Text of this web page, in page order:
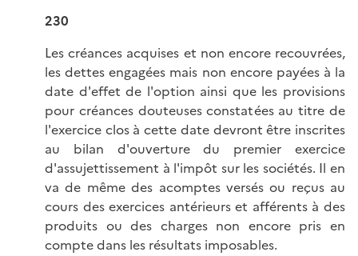
230
Les créances acquises et non encore recouvrées,
les dettes engagées mais non encore payées à la
date d'effet de l'option ainsi que les provisions
pour créances douteuses constatées au titre de
l'exercice clos à cette date devront être inscrites
au bilan d'ouverture du premier exercice
d'assujettissement à l'impôt sur les sociétés. Il en
va de même des acomptes versés ou reçus au
cours des exercices antérieurs et afférents à des
produits ou des charges non encore pris en
compte dans les résultats imposables.